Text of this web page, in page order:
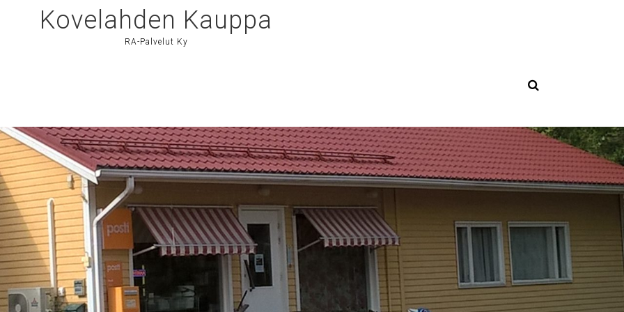
Kovelahden Kauppa
RA-Palvelut Ky